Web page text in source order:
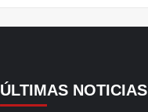
ÚLTIMAS NOTICIAS